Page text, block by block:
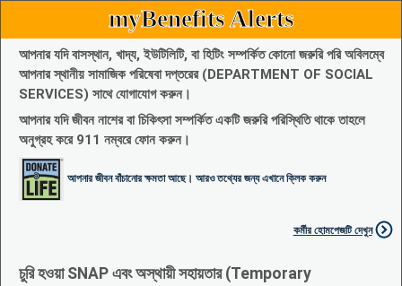
myBenefits Alerts
আপনার যদি বাসস্থান, খাদ্য, ইউটিলিটি, বা হিটিং সম্পর্কিত কোনো জরুরি পরি অবিলম্বে
আপনার স্থানীয় সামাজিক পরিষেবা দপ্তরের (DEPARTMENT OF SOCIAL
SERVICES) সাথে যোগাযোগ করুন।
আপনার যদি জীবন নাশের বা চিকিৎসা সম্পর্কিত একটি জরুরি পরিস্থিতি থাকে তাহলে
অনুগ্রহ করে 911 নম্বরে ফোন করুন।
আপনার জীবন বাঁচানোর ক্ষমতা আছে। আরও তথ্যের জন্য এখানে ক্লিক করুন
কর্মীর হোমপেজটি দেখুন
চুরি হওয়া SNAP এবং অস্থায়ী সহায়তার (Temporary